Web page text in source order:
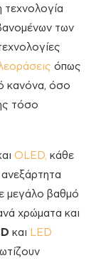
τεχνολογία
των
όπως
κανόνα, όσο
τόσο
OLED, κάθε
μεγάλο βαθμό
χρώματα και
και LED